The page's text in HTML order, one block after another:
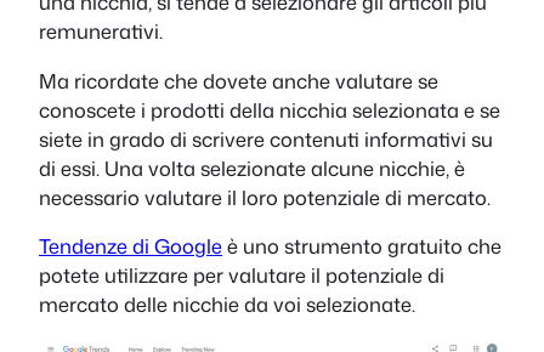
remunerativi.
Ma ricordate che dovete anche valutare se
conoscete i prodotti della nicchia selezionata e se
siete in grado di scrivere contenuti informativi su
di essi. Una volta selezionate alcune nicchie, è
necessario valutare il loro potenziale di mercato.
Tendenze di Googleè uno strumento gratuito che
potete utilizzare per valutare il potenziale di
mercato delle nicchie da voi selezionate.